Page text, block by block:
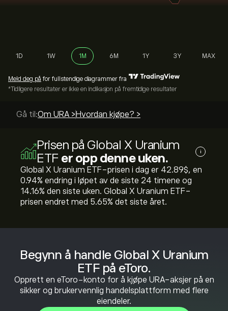
Begynn å handle Global X Uranium
ETF på eToro.
Opprett en eToro-konto for å kjøpe URA-aksjer på en
sikker og brukervennlig handelsplattform med flere
eiendeler.
1D 1W 1M 6M 1Y 3Y MAX
Meld deg på for fullstendige diagrammer fra
*Tidligere resultater er ikke en indikasjon på fremtidige resultater
Gå til:Om URA > Hvordan kjøpe? >
Prisen på Global X Uranium
ETF er opp denne uken. i
Global X Uranium ETF-prisen i dag er 42.89‎$‎, en
‎0.94‎% endring i løpet av de siste 24 timene og
‎14.16‎% den siste uken. Global X Uranium ETF-
prisen endret med ‎5.65‎% det siste året.